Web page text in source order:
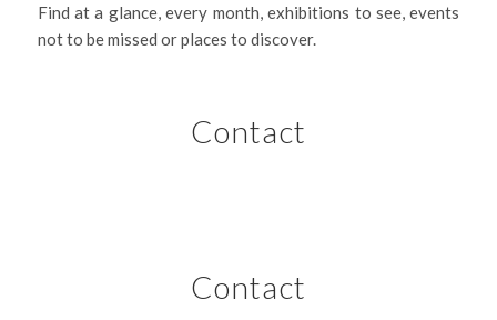
Find at a glance, every month, exhibitions to see, events
not to be missed or places to discover.
Contact
Contact